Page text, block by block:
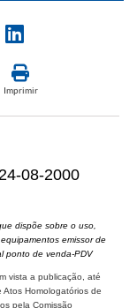
Imprimir
08-2000
dispõe sobre o uso,
emissor de
ponto de venda-PDV
vista a publicação, até
Homologatórios de
pela Comissão